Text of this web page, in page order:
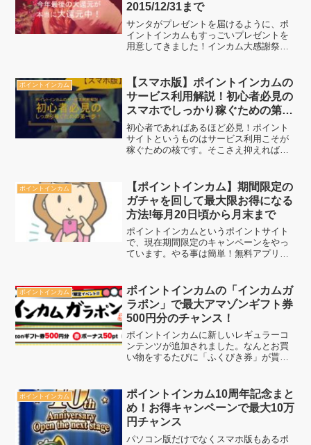
2015/12/31まで
サンタがプレゼントを届けるように、ポ
イントインカムもすっごいプレゼントを
用意してきました！インカム大感謝祭で
で、非常におすすめ！ただし、12/31まで
なのでこのチャンス...
ポイントインカム
【スマホ版】ポイントインカムの
サービス利用解説！初心者必見の
スマホでしっかり稼ぐための第一
歩！
初心者であればあるほど必見！ポイント
サイトというものはサービス利用こそが
稼ぐための核です。そこさえ抑えれば間
りとやり方を覚えてどんどん取得ポイン
トを増やしていきましょう...
ポイントインカム
【ポイントインカム】期間限定の
ガチャを回して最大限お得になる
方法!毎月20日頃から月末まで
ポイントインカムというポイントサイト
で、現在期間限定のキャンペーンをやっ
ています。やる事は簡単！無料アプリイ
とは別にチケットは貰えます。 ※対象案
件であればアプリ以外...
ポイントインカム
ポイントインカムの「インカムガ
ラポン」で最大アマゾンギフト券
500円分のチャンス！
ポイントインカムに新しいレギュラーコ
ンテンツが追加されました。なんとお買
い物をするたびに「ふくびき券」が貰え
ました。本来なら貰えるはずのないもの
ですので、どんどん利...
ポイントインカム
ポイントインカム10周年記念まと
め！お得キャンペーンで最大10万
円チャンス
パソコン版だけでなくスマホ版もあるポ